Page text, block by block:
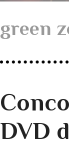
green
DVD